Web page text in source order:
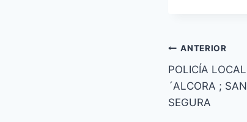
de
entradas
ANTERIOR
POLICÍA
´ALCORA ;
SEGURA